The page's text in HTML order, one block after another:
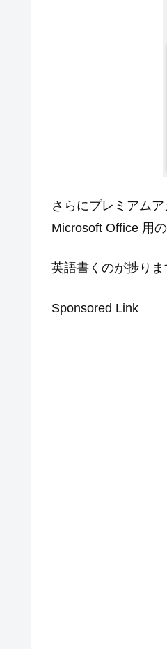
さらにプレミアム
Microsoft Office 用
英語書くのが捗りま
Sponsored Link